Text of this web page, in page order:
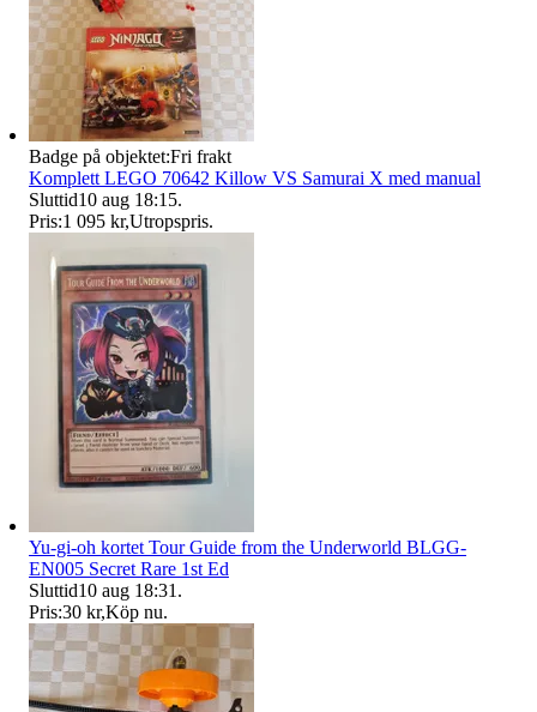
Badge på objektet:Fri frakt
Komplett LEGO 70642 Killow VS Samurai X med manual
Sluttid10 aug 18:15.
Pris:1 095 kr,Utropspris.
Yu-gi-oh kortet Tour Guide from the Underworld BLGG-
EN005 Secret Rare 1st Ed
Sluttid10 aug 18:31 .
Pris:30 kr,Köp nu.